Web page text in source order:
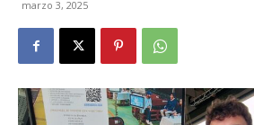
marzo 3, 2025